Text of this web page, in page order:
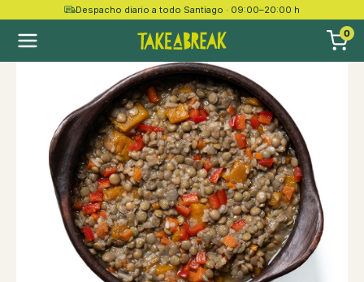
Despacho diario a todo Santiago · 09:00–20:00 h
0